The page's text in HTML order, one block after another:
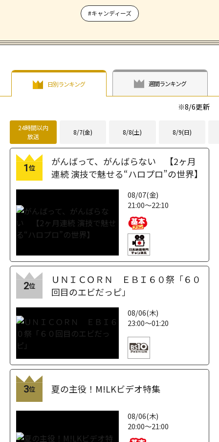
#キャンディーズ
日別ランキング 週間ランキング
※8/6更新
24時間以内
放送
8/7(金) 8/8(土) 8/9(日)
1位
がんばって、がんばらない 【2ヶ月
連続 演技で魅せる“ハロプロ”の世界】
08/07(金)
21:00～22:10
2位
ＵＮＩＣＯＲＮ ＥＢＩ６０祭「６０
回目のエビだっピ」
08/06(木)
23:00～01:20
3位 夏の主役！M!LKビデオ特集
08/06(木)
20:00～21:00